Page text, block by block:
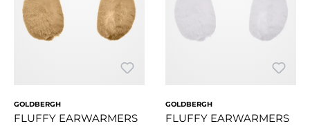
GOLDBERGH
FLUFFY EARWARMERS
GOLDBERGH
FLUFFY EARWARMERS